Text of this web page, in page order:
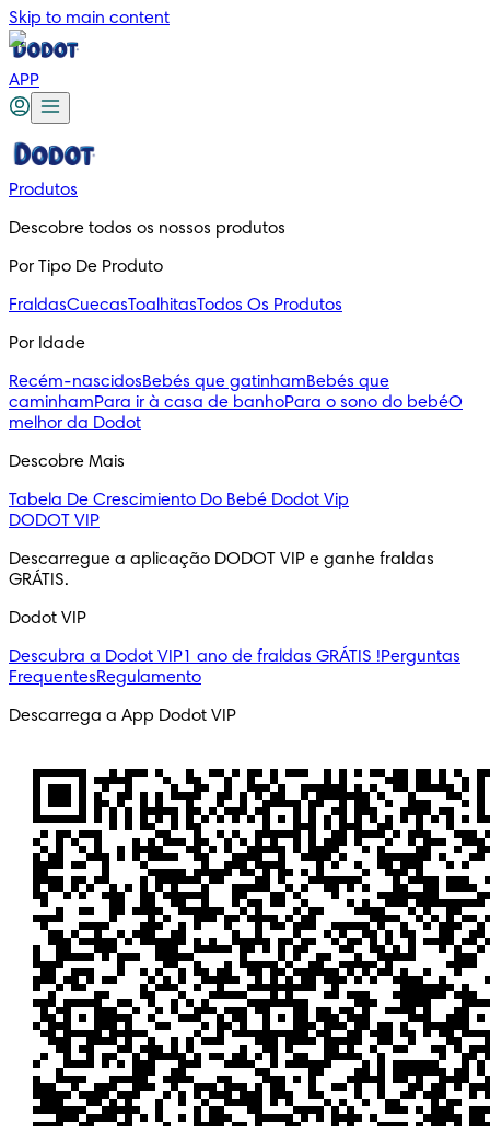
Skip to main content
APP
Produtos
Descobre todos os nossos produtos
Por Tipo De Produto
FraldasCuecasToalhitasTodos Os Produtos
Por Idade
Recém-nascidosBebés que gatinhamBebés que
caminhamPara ir à casa de banhoPara o sono do bebéO
melhor da Dodot
Descobre Mais
Tabela De Crescimiento Do Bebé Dodot Vip
DODOT VIP
Descarregue a aplicação DODOT VIP e ganhe fraldas
GRÁTIS.
Dodot VIP
Descubra a Dodot VIP1 ano de fraldas GRÁTIS !Perguntas
FrequentesRegulamento
Descarrega a App Dodot VIP